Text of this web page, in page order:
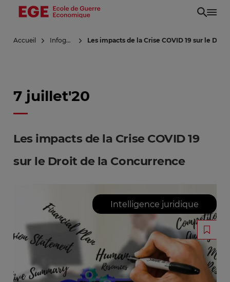
Aller
principal
Accueil Infoguerre Les impacts de la Crise COVID 19 sur le
7 juillet'20
Les impacts de la Crise COVID 19
sur le Droit de la Concurrence
Intelligence juridique